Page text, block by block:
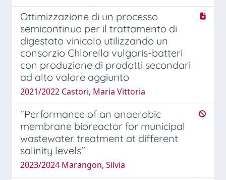
Ottimizzazione di un processo
semicontinuo per il trattamento di
digestato vinicolo utilizzando un
consorzio Chlorella vulgaris-batteri
con produzione di prodotti secondari
ad alto valore aggiunto
2021/2022 Castori, Maria Vittoria
"Performance of an anaerobic
membrane bioreactor for municipal
wastewater treatment at different
salinity levels"
2023/2024 Marangon, Silvia